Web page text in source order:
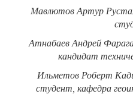
Мавлютов Артур
Атнабаев Андрей
кандидат
Ильметов Роберт
студент, кафедра